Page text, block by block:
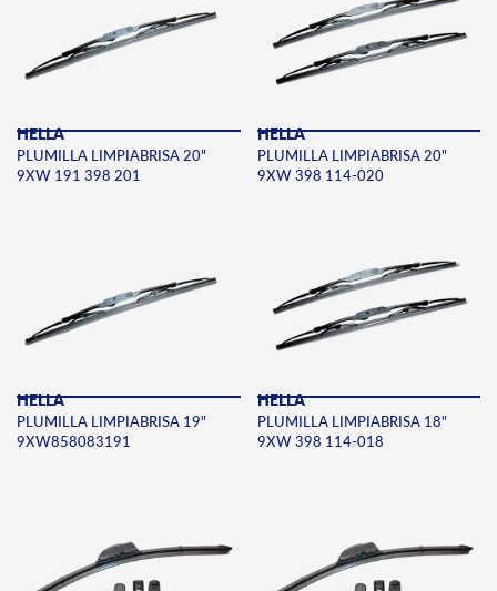
HELLA
PLUMILLA LIMPIABRISA 20"
9XW 191 398 201
HELLA
PLUMILLA LIMPIABRISA 20"
9XW 398 114-020
HELLA
PLUMILLA LIMPIABRISA 19"
9XW858083191
HELLA
PLUMILLA LIMPIABRISA 18"
9XW 398 114-018